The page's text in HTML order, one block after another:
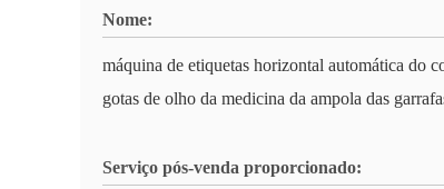
Nome:
máquina de etiquetas horizontal automática do
gotas de olho da medicina da ampola das
Serviço pós-venda proporcionado: